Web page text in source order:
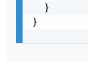
  }
}